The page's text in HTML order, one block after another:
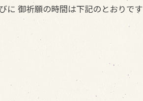
に 御祈願の時間は下記のとおりです